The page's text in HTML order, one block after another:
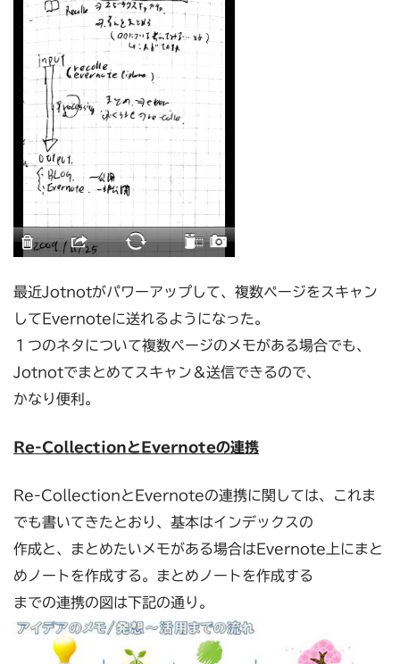
最近Jotnotがパワーアップして、複数ページをスキャン
してEvernoteに送れるようになった。
１つのネタについて複数ページのメモがある場合でも、
Jotnotでまとめてスキャン＆送信できるので、
かなり便利。
Re-CollectionとEvernoteの連携
Re-CollectionとEvernoteの連携に関しては、これま
でも書いてきたとおり、基本はインデックスの
作成と、まとめたいメモがある場合はEvernote上にまと
めノートを作成する。まとめノートを作成する
までの連携の図は下記の通り。